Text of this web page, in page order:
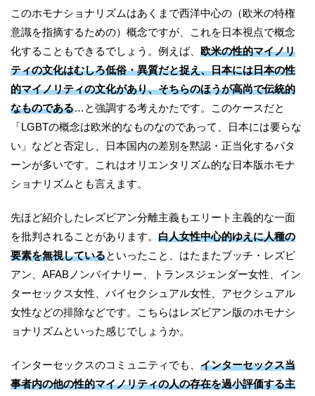
このホモナショナリズムはあくまで西洋中心の（欧米の特権
意識を指摘するための）概念ですが、これを日本視点で概念
化することもできるでしょう。例えば、 欧米の性的マイノリ
ティの文化はむしろ低俗・異質だと捉え、日本には日本の性
的マイノリティの文化があり、そちらのほうが高尚で伝統的
なものである…と強調する考えかたです。このケースだと
「LGBTの概念は欧米的なものなのであって、日本には要らな
い」などと否定し、日本国内の差別を黙認・正当化するパタ
ーンが多いです。これはオリエンタリズム的な日本版ホモナ
ショナリズムとも言えます。
先ほど紹介したレズビアン分離主義もエリート主義的な一面
を批判されることがあります。 白人女性中心的ゆえに人種の
要素を無視しているといったこと、はたまたブッチ・レズビ
アン、AFABノンバイナリー、トランスジェンダー女性、イン
ターセックス女性、バイセクシュアル女性、アセクシュアル
女性などの排除などです。こちらはレズビアン版のホモナシ
ョナリズムといった感じでしょうか。
インターセックスのコミュニティでも、 インターセックス当
事者内の他の性的マイノリティの人の存在を過小評価する主